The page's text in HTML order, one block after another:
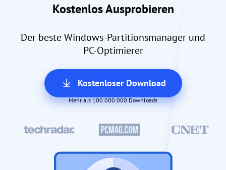
Kostenlos Ausprobieren
Der beste Windows-Partitionsmanager und
PC-Optimierer
Kostenloser Download
Mehr als 100.000.000 Downloads